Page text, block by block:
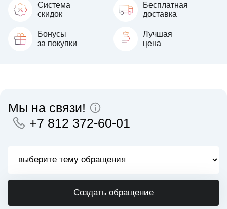
Система
скидок
Бесплатная
доставка
Бонусы
за покупки
Лучшая
цена
Мы на связи!
+7 812 372-60-01
Создать обращение